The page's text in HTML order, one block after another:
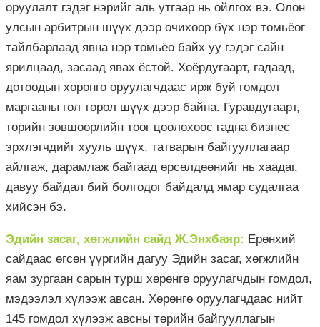
оруулалт гэдэг нэрийг аль утгаар нь ойлгох вэ. Олон
улсын арбитрын шүүх дээр очихоор бүх нэр томьёог
тайлбарлаад явна нэр томьёо байх уу гэдэг сайн
ярилцаад, засаад явах ёстой. Хоёрдугаарт, гадаад,
дотоодын хөрөнгө оруулагчдаас ирж буй гомдол
маргааны гол төрөл шүүх дээр байна. Гуравдугаарт,
төрийн зөвшөөрлийн тоог цөөлөхөөс гадна бизнес
эрхлэгчдийг хууль шүүх, татварын байгууллагаар
айлгаж, дарамлаж байгаад өрсөлдөөнийг нь хаадаг,
давуу байдал бий болгодог байдалд ямар судалгаа
хийсэн бэ.
Эдийн засаг, хөгжлийн сайд Ж.Энхбаяр: Ерөнхий
сайдаас өгсөн үүргийн дагуу Эдийн засаг, хөгжлийн
яам зургаан сарын турш хөрөнгө оруулагчдын гомдол,
мэдээлэл хүлээж авсан. Хөрөнгө оруулагчдаас нийт
145 гомдол хүлээж авсны төрийн байгууллагын